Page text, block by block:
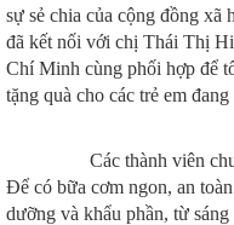
sự sẻ chia của cộng đồng
đã kết nối với chị Thái Thị
Chí Minh cùng phối hợp để
tặng quà cho các trẻ em
Các thành viên
Để có bữa cơm ngon, an
dưỡng và khẩu phần, từ